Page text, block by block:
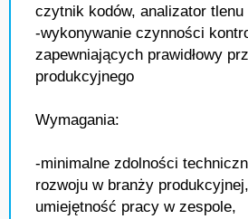
czytnik kodów, analizator tlenu
-wykonywanie czynności
zapewniających prawidłowy
produkcyjnego
Wymagania:
-minimalne zdolności
rozwoju w branży
umiejętność pracy w zespole,